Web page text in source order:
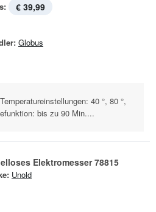
€ 39,99
Globus
40 °, 80 °,
bis zu 90 Min....
Elektromesser 78815
Unold